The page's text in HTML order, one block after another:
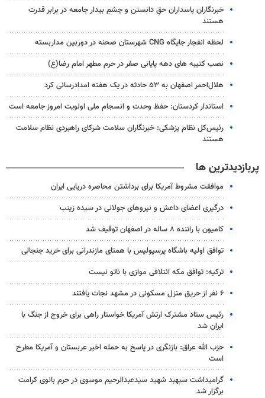
‏خبرنگاران پاسداران حقِ دانستن و چشمِ بیدار جامعه در برابر قدرت
هستند
لحظه انفجار جایگاه CNG شهرستان صحنه در دوربین مداربسته
نصب کتیبه های دهه پایانی صفر در حرم مطهر امام رضا(ع)
هلال‌احمر اصفهان به ۵۳ حادثه در یک هفته امدادرسانی کرد
استاندار کردستان: حفظ وحدت و انسجام ملی اولویت امروز جامعه است
رئیس‌کل نظام پزشکی: خبرنگاران سلامت شرکای راهبردی نظام سلامت
هستند
پربازدیدترین ها
موافقت مشروط آمریکا برای برداشتن محاصره دریایی ایران
درگیری اعضای داعش و نیروهای جولانی در سیده زینب
کامیون با راننده ۸ ساله در اصفهان توقیف شد
توافق اولیه باشگاه پرسپولیس با همتای مازندرانی برای خرید جنجالی
ترکیه: توافق مکه ائتلافی موازی با ناتو نیست
۶ نفر از حریق منزل مسکونی در مشهد نجات یافتند
رئیس ستاد مشترک ارتش آمریکا خواستار راهی برای خروج از جنگ با
ایران شد
حزب الله عراق: بازنگری در پاسخ به حمله اخیر عربستان و آمریکا مطرح
است
گرامیداشت سپهبد شهید سیدعبدالرحیم موسوی در حرم بانوی کرامت
برگزار شد